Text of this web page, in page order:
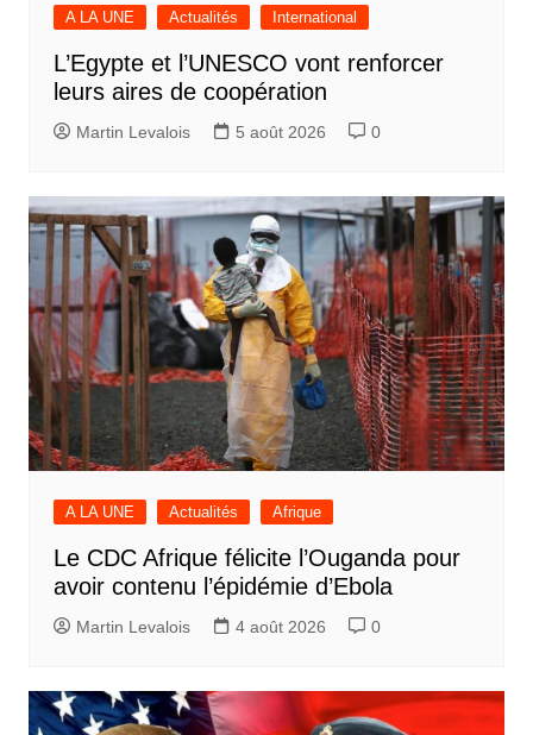
A LA UNE Actualités International
L’Egypte et l’UNESCO vont renforcer
leurs aires de coopération
Martin Levalois 5 août 2026 0
A LA UNE Actualités Afrique
Le CDC Afrique félicite l’Ouganda pour
avoir contenu l’épidémie d’Ebola
Martin Levalois 4 août 2026 0